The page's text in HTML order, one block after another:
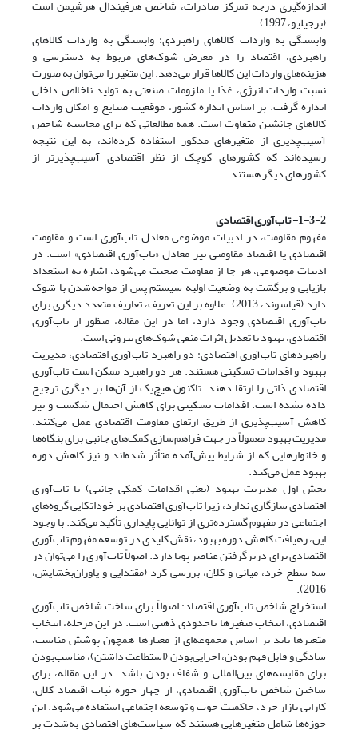
اندازه‌گیری درجه تمرکز صادرات، شاخص هرفیندال هرشیمن است
(برجیلیو، 1997).
وابستگی به واردات کالاهای راهبردی: وابستگی به واردات کالاهای
راهبردی، اقتصاد را در معرض شوک‌های مربوط به دسترسی و
هزینه‌های واردات این کالاها قرار می‌دهد. این متغیر را می‌توان به صورت
نسبت واردات انرژی، غذا یا ملزومات صنعتی به تولید ناخالص داخلی
اندازه گرفت. بر اساس اندازه کشور، موقعیت صنایع و امکان واردات
کالاهای جانشین متفاوت است. همه مطالعاتی که برای محاسبه شاخص
آسیب‌پذیری از متغیرهای مذکور استفاده کرده‌اند، به این نتیجه
رسیده‌اند که کشورهای کوچک از نظر اقتصادی آسیب‌پذیرتر از
کشورهای دیگر هستند.
1-3-2- تاب‌آوری اقتصادی
مفهوم مقاومت، در ادبیات موضوعی معادل تاب‌آوری است و مقاومت
اقتصادی یا اقتصاد مقاومتی نیز معادل «تاب‌آوری اقتصادی» است. در
ادبیات موضوعی، هر جا از مقاومت صحبت می‌شود، اشاره به استعداد
بازیابی و برگشت به وضعیت اولیه سیستم پس از مواجه‌شدن با شوک
دارد (قیاسوند، 2013). علاوه بر این تعریف، تعاریف متعدد دیگری برای
تاب‌آوری اقتصادی وجود دارد، اما در این مقاله، منظور از تاب‌آوری
اقتصادی، بهبود یا تعدیل اثرات منفی شوک‌های بیرونی است.
راهبردهای تاب‌آوری اقتصادی: دو راهبرد تاب‌آوری اقتصادی، مدیریت
بهبود و اقدامات تسکینی هستند. هر دو راهبرد ممکن است تاب‌آوری
اقتصادی ذاتی را ارتقا دهند. تاکنون هیچ‌یک از آن‌ها بر دیگری ترجیح
داده نشده است. اقدامات تسکینی برای کاهش احتمال شکست و نیز
کاهش آسیب‌پذیری از طریق ارتقای مقاومت اقتصادی عمل می‌کنند.
مدیریت بهبود معمولاً در جهت فراهم‌سازی کمک‌های جانبی برای بنگاه‌ها
و خانوارهایی که از شرایط پیش‌آمده متأثر شده‌اند و نیز کاهش دوره
بهبود عمل می‌کند.
بخش اول مدیریت بهبود (یعنی اقدامات کمکی جانبی) با تاب‌آوری
اقتصادی سازگاری ندارد، زیرا تاب‌آوری اقتصادی بر خوداتکایی گروه‌های
اجتماعی در مفهوم گسترده‌تری از توانایی پایداری تأکید می‌کند. با وجود
این، رهیافت کاهش دوره بهبود، نقش کلیدی در توسعه مفهوم تاب‌آوری
اقتصادی برای دربرگرفتن عناصر پویا دارد. اصولاً تاب‌آوری را می‌توان در
سه سطح خرد، میانی و کلان، بررسی کرد (مقتدایی و یاوران‌بخشایش،
2016).
استخراج شاخص تاب‌آوری اقتصاد: اصولاً برای ساخت شاخص تاب‌آوری
اقتصادی، انتخاب متغیرها تاحدودی ذهنی است. در این مرحله، انتخاب
متغیرها باید بر اساس مجموعه‌ای از معیارها همچون پوشش مناسب،
سادگی و قابل فهم بودن، اجرایی‌بودن (استطاعت داشتن)، مناسب‌بودن
برای مقایسه‌های بین‌المللی و شفاف بودن باشد. در این مقاله، برای
ساختن شاخص تاب‌آوری اقتصادی، از چهار حوزه ثبات اقتصاد کلان،
کارایی بازار خرد، حاکمیت خوب و توسعه اجتماعی استفاده می‌شود. این
حوزه‌ها شامل متغیرهایی هستند که سیاست‌های اقتصادی به‌شدت بر